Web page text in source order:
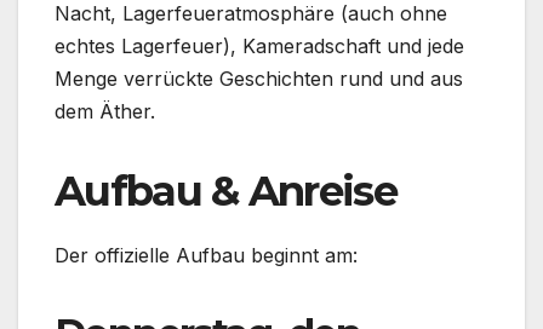
Nacht, Lagerfeueratmosphäre (auch ohne
echtes Lagerfeuer), Kameradschaft und jede
Menge verrückte Geschichten rund und aus
dem Äther.
Aufbau & Anreise
Der offizielle Aufbau beginnt am: